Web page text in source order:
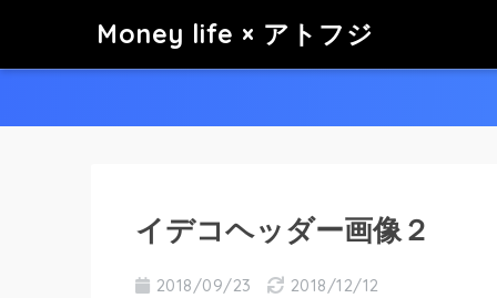
Money life × アトフジ
イデコヘッダー画像２
2018/09/23 2018/12/12